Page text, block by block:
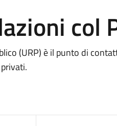
col
(URP) è il punto di